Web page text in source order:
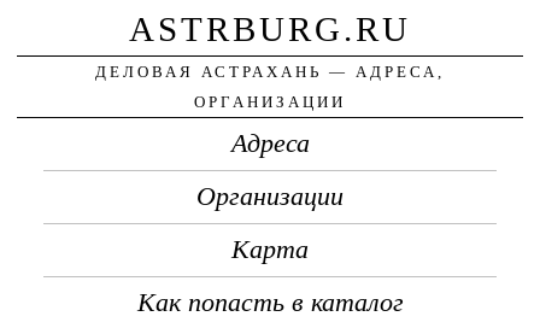
ASTRBURG.RU
ДЕЛОВАЯ АСТРАХАНЬ — АДРЕСА,
ОРГАНИЗАЦИИ
Адреса
Организации
Карта
Как попасть в каталог